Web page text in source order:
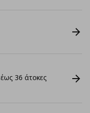
έως 36 άτοκες